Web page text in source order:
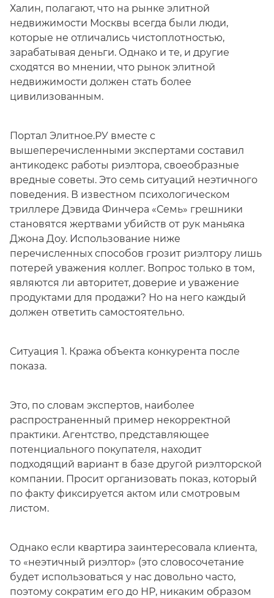
Халин, полагают, что на рынке элитной
недвижимости Москвы всегда были люди,
которые не отличались чистоплотностью,
зарабатывая деньги. Однако и те, и другие
сходятся во мнении, что рынок элитной
недвижимости должен стать более
цивилизованным.
Портал Элитное.РУ вместе с
вышеперечисленными экспертами составил
антикодекс работы риэлтора, своеобразные
вредные советы. Это семь ситуаций неэтичного
поведения. В известном психологическом
триллере Дэвида Финчера «Семь» грешники
становятся жертвами убийств от рук маньяка
Джона Доу. Использование ниже
перечисленных способов грозит риэлтору лишь
потерей уважения коллег. Вопрос только в том,
являются ли авторитет, доверие и уважение
продуктами для продажи? Но на него каждый
должен ответить самостоятельно.
Ситуация 1. Кража объекта конкурента после
показа.
Это, по словам экспертов, наиболее
распространенный пример некорректной
практики. Агентство, представляющее
потенциального покупателя, находит
подходящий вариант в базе другой риэлторской
компании. Просит организовать показ, который
по факту фиксируется актом или смотровым
листом.
Однако если квартира заинтересовала клиента,
то «неэтичный риэлтор» (это словосочетание
будет использоваться у нас довольно часто,
поэтому сократим его до НР, никаким образом